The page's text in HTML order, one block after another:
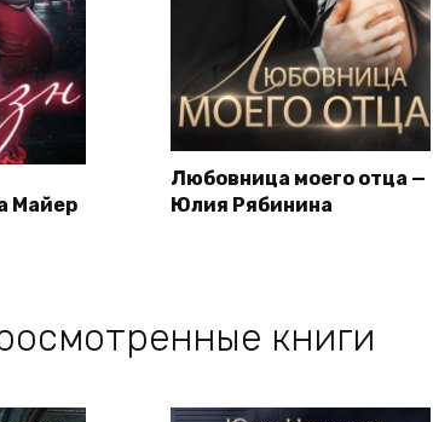
Майер
Любовница моего отца —
Юлия Рябинина
книги